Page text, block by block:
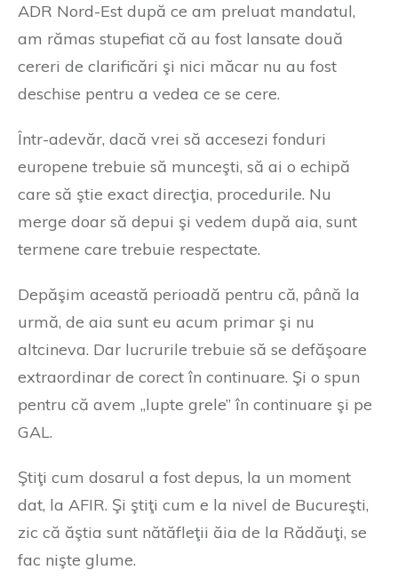
ADR Nord-Est după ce am preluat mandatul,
am rămas stupefiat că au fost lansate două
cereri de clarificări şi nici măcar nu au fost
deschise pentru a vedea ce se cere.
Într-adevăr, dacă vrei să accesezi fonduri
europene trebuie să munceşti, să ai o echipă
care să ştie exact direcţia, procedurile. Nu
merge doar să depui şi vedem după aia, sunt
termene care trebuie respectate.
Depăşim această perioadă pentru că, până la
urmă, de aia sunt eu acum primar şi nu
altcineva. Dar lucrurile trebuie să se defăşoare
extraordinar de corect în continuare. Şi o spun
pentru că avem „lupte grele” în continuare şi pe
GAL.
Ştiţi cum dosarul a fost depus, la un moment
dat, la AFIR. Şi ştiţi cum e la nivel de Bucureşti,
zic că ăştia sunt nătăfleţii ăia de la Rădăuţi, se
fac nişte glume.